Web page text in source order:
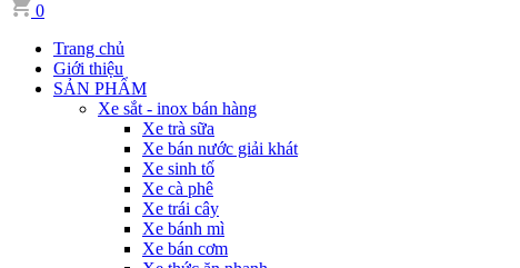
0
Trang chủ
Giới thiệu
SẢN PHẨM
Xe sắt - inox bán hàng
Xe trà sữa
Xe bán nước giải khát
Xe sinh tố
Xe cà phê
Xe trái cây
Xe bánh mì
Xe bán cơm